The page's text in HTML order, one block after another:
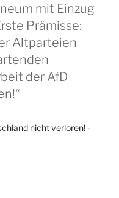
mit Einzug
Prämisse:
Altparteien
der AfD
nicht verloren! -